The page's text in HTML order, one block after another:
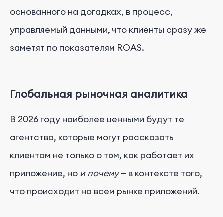
основанного на догадках, в процесс,
управляемый данными, что клиенты сразу же
заметят по показателям ROAS.
Глобальная рыночная аналитика
В 2026 году наиболее ценными будут те
агентства, которые могут рассказать
клиентам не только о том, как работает их
приложение, но и почему— в контексте того,
что происходит на всем рынке приложений.